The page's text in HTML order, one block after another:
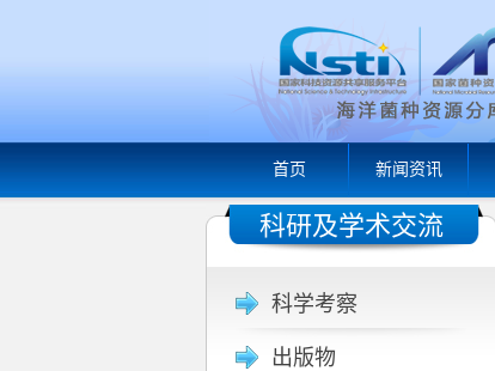
首页 新闻资讯
科研及学术交流
科学考察
出版物